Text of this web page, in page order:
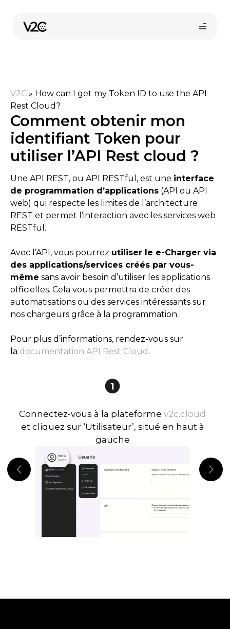
contenu
Trouvez votre installateur
V2C » How can I get my Token ID to use the API
Rest Cloud?
Comment obtenir mon
identifiant Token pour
utiliser l’API Rest cloud ?
Une API REST, ou API RESTful, est une interface
de programmation d’applications (API ou API
web) qui respecte les limites de l’architecture
REST et permet l’interaction avec les services web
RESTful.
Avec l’API, vous pourrez utiliser le e-Charger via
des applications/services créés par vous-
même sans avoir besoin d’utiliser les applications
officielles. Cela vous permettra de créer des
automatisations ou des services intéressants sur
nos chargeurs grâce à la programmation.
Pour plus d’informations, rendez-vous sur
la documentation API Rest Cloud .
Connectez-vous à la plateforme v2c.cloud
et cliquez sur ‘Utilisateur’, situé en haut à
gauche